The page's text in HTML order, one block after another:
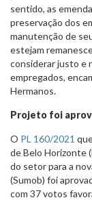
sentido, as
preservação dos
manutenção de
estejam
considerar justo e
empregados,
Hermanos.
Projeto foi
O PL 160/2021
de Belo Horizonte
do setor para a
(Sumob) foi
com 37 votos